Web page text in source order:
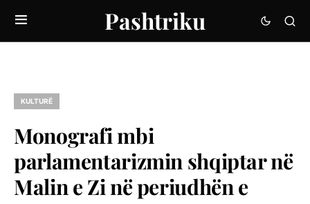
Pashtriku
KULTURË
Monografi mbi
parlamentarizmin shqiptar në
Malin e Zi në periudhën e